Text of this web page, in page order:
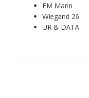
EM Marin
Wiegand 26
UR & DATA